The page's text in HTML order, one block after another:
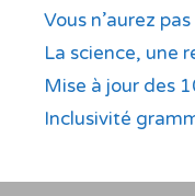
Vous n’aurez
La science, une
Mise à jour des
Inclusivité